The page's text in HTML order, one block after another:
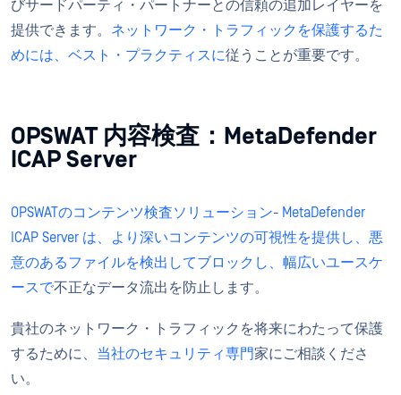
びサードパーティ・パートナーとの信頼の追加レイヤーを
提供できます。 ネットワーク・トラフィックを保護するた
めには、ベスト・プラクティスに従うことが重要です。
OPSWAT 内容検査：MetaDefender
ICAP Server
OPSWATのコンテンツ検査ソリューション- MetaDefender
ICAP Server は、より深いコンテンツの可視性を提供し、悪
意のあるファイルを検出してブロックし、 幅広いユースケ
ースで不正なデータ流出を防止します。
貴社のネットワーク・トラフィックを将来にわたって保護
するために、 当社のセキュリティ専門家にご相談くださ
い。